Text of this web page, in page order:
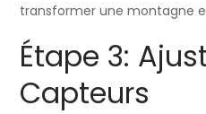
transformer une montagne
Étape 3:
Capteurs